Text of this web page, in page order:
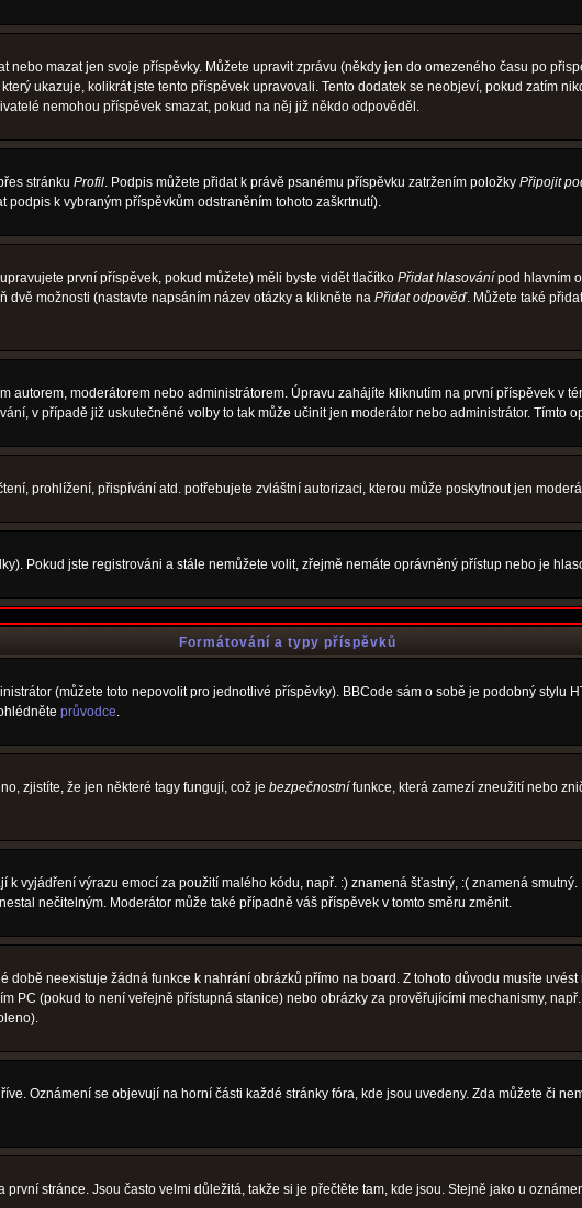
nebo mazat jen svoje příspěvky. Můžete upravit zprávu (někdy jen do omezeného času po
ukazuje, kolikrát jste tento příspěvek upravovali. Tento dodatek se neobjeví, pokud zatím
nemohou příspěvek smazat, pokud na něj již někdo odpověděl.
stránku Profil. Podpis můžete přidat k právě psanému příspěvku zatržením položky Připojit
k vybraným příspěvkům odstraněním tohoto zaškrtnutí).
první příspěvek, pokud můžete) měli byste vidět tlačítko Přidat hlasování pod hlavním
dvě možnosti (nastavte napsáním název otázky a klikněte na Přidat odpověď. Můžete také
autorem, moderátorem nebo administrátorem. Úpravu zahájíte kliknutím na první příspěvek v
v případě již uskutečněné volby to tak může učinit jen moderátor nebo administrátor. Tímto
prohlížení, přispívání atd. potřebujete zvláštní autorizaci, kterou může poskytnout jen
Pokud jste registrováni a stále nemůžete volit, zřejmě nemáte oprávněný přístup nebo je
Formátování a typy příspěvků
(můžete toto nepovolit pro jednotlivé příspěvky). BBCode sám o sobě je podobný stylu
průvodce.
zjistíte, že jen některé tagy fungují, což je bezpečnostní funkce, která zamezí zneužití nebo
vyjádření výrazu emocí za použití malého kódu, např. :) znamená šťastný, :( znamená
nečitelným. Moderátor může také případně váš příspěvek v tomto směru změnit.
neexistuje žádná funkce k nahrání obrázků přímo na board. Z tohoto důvodu musíte
PC (pokud to není veřejně přístupná stanice) nebo obrázky za prověřujícími mechanismy,
Oznámení se objevují na horní části každé stránky fóra, kde jsou uvedeny. Zda můžete či
stránce. Jsou často velmi důležitá, takže si je přečtěte tam, kde jsou. Stejně jako u